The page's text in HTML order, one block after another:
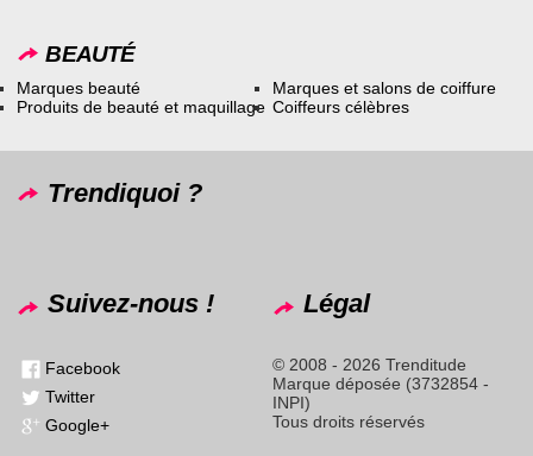
BEAUTÉ
Marques beauté
Produits de beauté et maquillage
Marques et salons de coiffure
Coiffeurs célèbres
Trendiquoi ?
Suivez-nous !
Facebook
Twitter
Google+
Légal
© 2008 - 2026 Trenditude
Marque déposée (3732854 -
INPI)
Tous droits réservés